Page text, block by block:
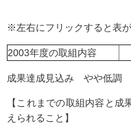
※左右にフリックすると表が
2003年度の取組内容
成果達成見込み やや低調
【これまでの取組内容と
えられること】